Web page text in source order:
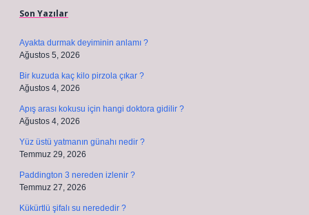
Son Yazılar
Ayakta durmak deyiminin anlamı ?
Ağustos 5, 2026
Bir kuzuda kaç kilo pirzola çıkar ?
Ağustos 4, 2026
Apış arası kokusu için hangi doktora gidilir ?
Ağustos 4, 2026
Yüz üstü yatmanın günahı nedir ?
Temmuz 29, 2026
Paddington 3 nereden izlenir ?
Temmuz 27, 2026
Kükürtlü şifalı su nerededir ?